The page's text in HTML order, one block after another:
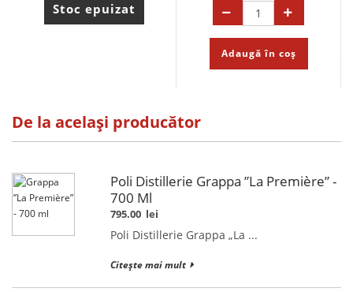
Stoc epuizat
Adaugă în coș
De la același producător
Poli Distillerie Grappa ”La Première” -
700 Ml
795.00 lei
Poli Distillerie Grappa „La ...
Citește mai mult